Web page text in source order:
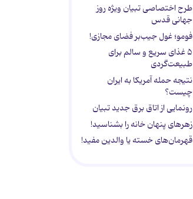
طرح اختصاصی تبیان ویژه روز
جهانی قدس
فومو؛ غول جیب‌بر فضای مجازی!
۵ غذای سریع و سالم برای
طبیعت‌گردی
نتیجه حمله آمریکا به ایران
چیست؟
رونمایی از اتاق برق جدید تبیان
زهرهای پنهان خانه را بشناسید!
قهرمان‌های خسته یا والدین مفید!